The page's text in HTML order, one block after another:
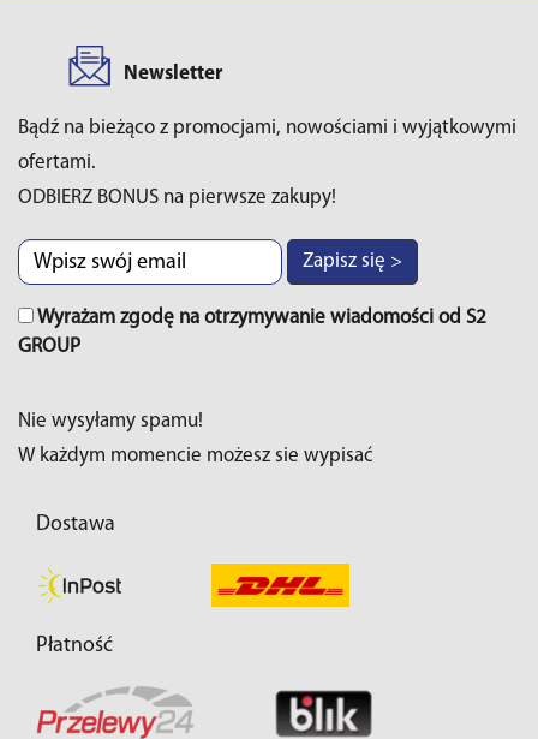
Newsletter
Bądź na bieżąco z promocjami, nowościami i wyjątkowymi
ofertami.
ODBIERZ BONUS na pierwsze zakupy!
Zapisz się >
Wyrażam zgodę na otrzymywanie wiadomości od S2
GROUP
Nie wysyłamy spamu!
W każdym momencie możesz sie wypisać
Dostawa
Płatność